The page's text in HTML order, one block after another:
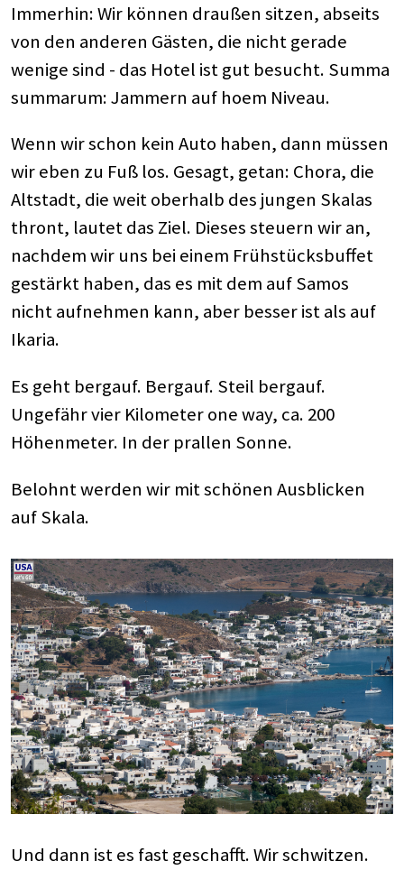
Immerhin: Wir können draußen sitzen, abseits
von den anderen Gästen, die nicht gerade
wenige sind - das Hotel ist gut besucht. Summa
summarum: Jammern auf hoem Niveau.
Wenn wir schon kein Auto haben, dann müssen
wir eben zu Fuß los. Gesagt, getan: Chora, die
Altstadt, die weit oberhalb des jungen Skalas
thront, lautet das Ziel. Dieses steuern wir an,
nachdem wir uns bei einem Frühstücksbuffet
gestärkt haben, das es mit dem auf Samos
nicht aufnehmen kann, aber besser ist als auf
Ikaria.
Es geht bergauf. Bergauf. Steil bergauf.
Ungefähr vier Kilometer one way, ca. 200
Höhenmeter. In der prallen Sonne.
Belohnt werden wir mit schönen Ausblicken
auf Skala.
Und dann ist es fast geschafft. Wir schwitzen.